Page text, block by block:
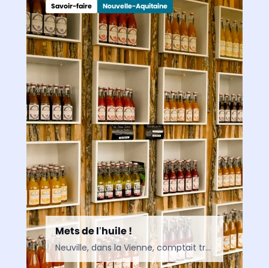
Savoir-faire Nouvelle-Aquitaine
Mets de l’huile !
Neuville, dans la Vienne, comptait treize huileries jadis : il n’en reste plus qu’une. Un vrai trésor du patrimoine local ! Or, loin de rester confite dans le passé, l’entreprise survivante conjugue…